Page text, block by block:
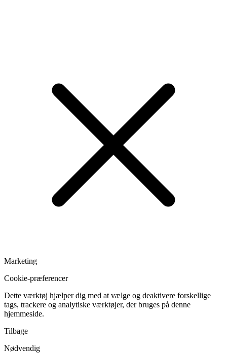
Marketing
Cookie-præferencer
Dette værktøj hjælper dig med at vælge og deaktivere forskellige
tags, trackere og analytiske værktøjer, der bruges på denne
hjemmeside.
Tilbage
Nødvendig